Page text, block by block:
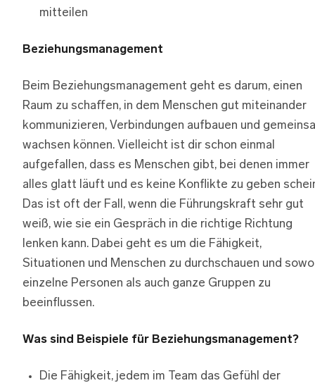
mitteilen
Beziehungsmanagement
Beim Beziehungsmanagement geht es darum, einen
Raum zu schaffen, in dem Menschen gut miteinander
kommunizieren, Verbindungen aufbauen und
wachsen können. Vielleicht ist dir schon einmal
aufgefallen, dass es Menschen gibt, bei denen immer
alles glatt läuft und es keine Konflikte zu geben
Das ist oft der Fall, wenn die Führungskraft sehr gut
weiß, wie sie ein Gespräch in die richtige Richtung
lenken kann. Dabei geht es um die Fähigkeit,
Situationen und Menschen zu durchschauen und
einzelne Personen als auch ganze Gruppen zu
beeinflussen.
Was sind Beispiele für Beziehungsmanagement?
Die Fähigkeit, jedem im Team das Gefühl der